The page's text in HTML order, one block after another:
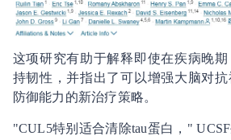
这项研究有助于解释即使在疾病晚
持韧性，并指出了可以增强大脑对
防御能力的新治疗策略。
"CUL5特别适合清除tau蛋白，"